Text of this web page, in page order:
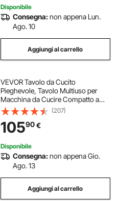
Disponibile
Consegna:non appena Lun.
Ago. 10
Aggiungi al carrello
VEVOR Tavolo da Cucito
Pieghevole, Tavolo Multiuso per
Macchina da Cucire Compatto a
Rotelle, Mobiletto da Cucito Ripiani
Portaoggetti, Pioli in Legno Ante
Magnetiche, Carico max. 40 kg,
Bianco
(207)
10590€
Disponibile
Consegna:non appena Gio.
Ago. 13
Aggiungi al carrello